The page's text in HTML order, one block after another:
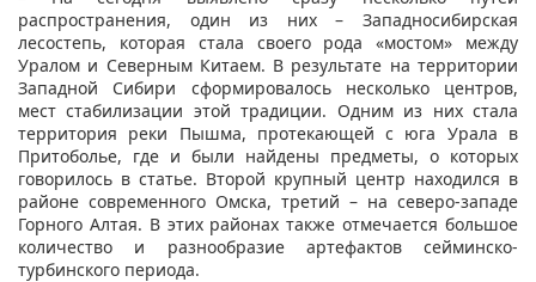
распространения, один из них – Западносибирская
лесостепь, которая стала своего рода «мостом» между
Уралом и Северным Китаем. В результате на территории
Западной Сибири сформировалось несколько центров,
мест стабилизации этой традиции. Одним из них стала
территория реки Пышма, протекающей с юга Урала в
Притоболье, где и были найдены предметы, о которых
говорилось в статье. Второй крупный центр находился в
районе современного Омска, третий – на северо-западе
Горного Алтая. В этих районах также отмечается большое
количество и разнообразие артефактов сейминско-
турбинского периода.